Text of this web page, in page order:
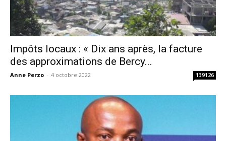
Impôts locaux : « Dix ans après, la facture
des approximations de Bercy...
Anne Perzo - 4 octobre 2022 139126